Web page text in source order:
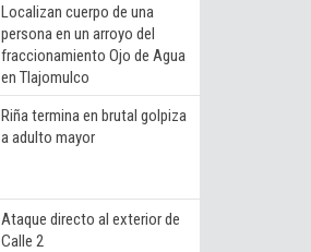
Localizan cuerpo de una
persona en un arroyo del
fraccionamiento Ojo de Agua
en Tlajomulco
Riña termina en brutal golpiza
a adulto mayor
Ataque directo al exterior de
Calle 2